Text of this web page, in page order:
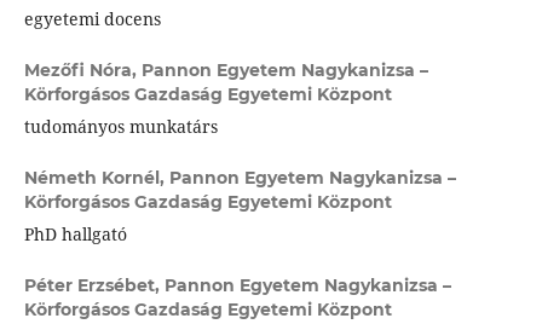
egyetemi docens
Mezőfi Nóra, Pannon Egyetem Nagykanizsa –
Körforgásos Gazdaság Egyetemi Központ
tudományos munkatárs
Németh Kornél, Pannon Egyetem Nagykanizsa –
Körforgásos Gazdaság Egyetemi Központ
PhD hallgató
Péter Erzsébet, Pannon Egyetem Nagykanizsa –
Körforgásos Gazdaság Egyetemi Központ